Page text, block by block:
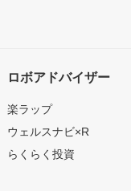
ロボアドバイザー
楽ラップ
ウェルスナビ×R
らくらく投資